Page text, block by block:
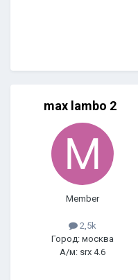
max lambo 2
Member
2,5k
Город: москва
А/м: srx 4.6